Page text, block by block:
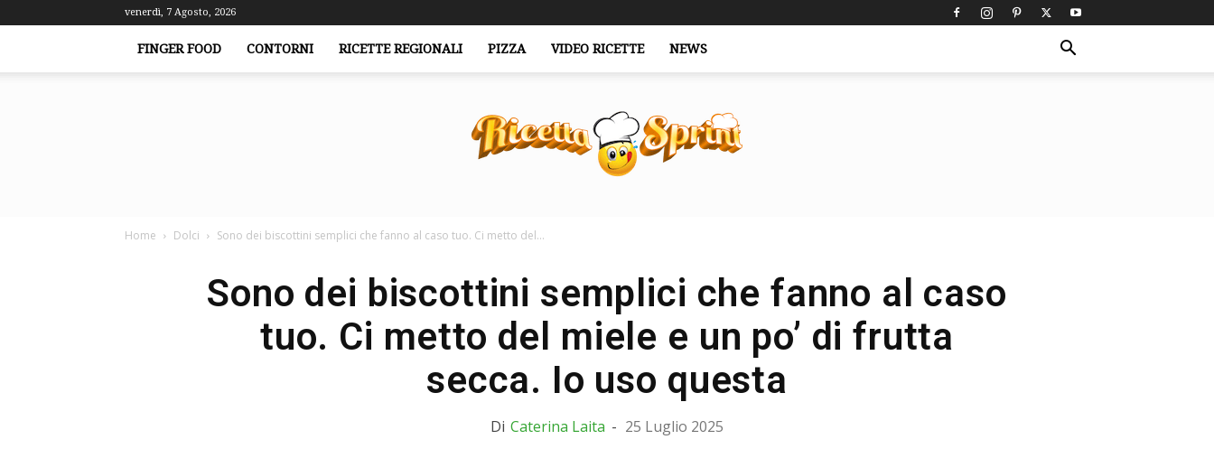
venerdì, 7 Agosto, 2026
FINGER FOOD CONTORNI RICETTE REGIONALI PIZZA VIDEO RICETTE NEWS
Home Dolci Sono dei biscottini semplici che fanno al caso tuo. Ci metto del...
Sono dei biscottini semplici che fanno al caso
tuo. Ci metto del miele e un po’ di frutta
secca. Io uso questa
Di Caterina Laita - 25 Luglio 2025